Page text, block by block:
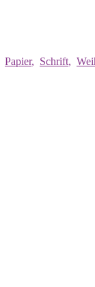
Papier, Schrift,